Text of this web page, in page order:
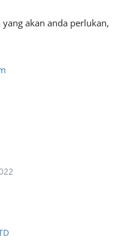
akan anda perlukan,